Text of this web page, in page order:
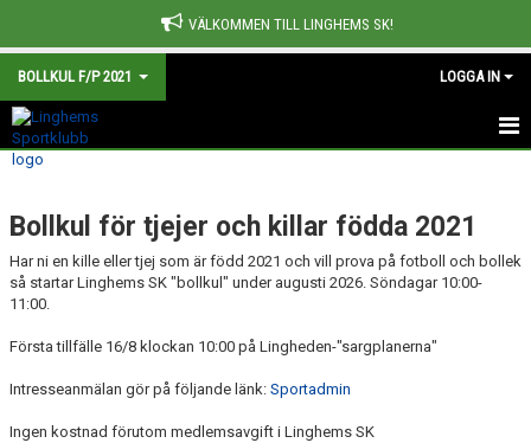
VÄLKOMMEN TILL LINGHEMS SK!
BOLLKUL F/P 2021 LOGGA IN
HEM
NYHETER
KALENDER
BILDGALLERI
Bollkul för tjejer och killar födda 2021
Har ni en kille eller tjej som är född 2021 och vill prova på fotboll och bollek
så startar Linghems SK "bollkul" under augusti 2026. Söndagar 10:00-
11:00.
Första tillfälle 16/8 klockan 10:00 på Lingheden-"sargplanerna"
Intresseanmälan gör på följande länk: Sportadmin
Ingen kostnad förutom medlemsavgift i Linghems SK